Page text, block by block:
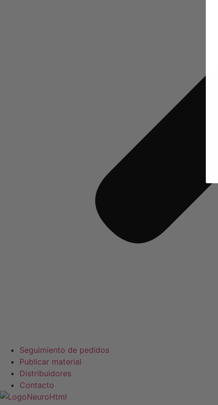
Seguimiento de pedidos
Publicar material
Distribuidores
Contacto